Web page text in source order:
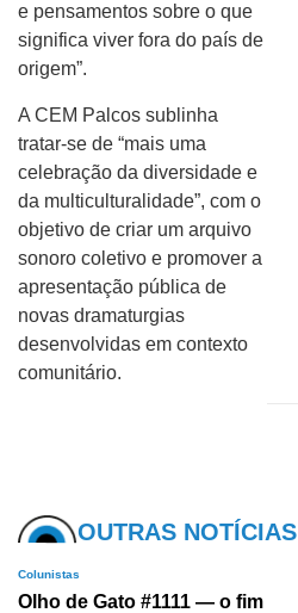
e pensamentos sobre o que
significa viver fora do país de
origem”.
A CEM Palcos sublinha
tratar-se de “mais uma
celebração da diversidade e
da multiculturalidade”, com o
objetivo de criar um arquivo
sonoro coletivo e promover a
apresentação pública de
novas dramaturgias
desenvolvidas em contexto
comunitário.
OUTRAS NOTÍCIAS
Colunistas
Olho de Gato #1111 — o fim